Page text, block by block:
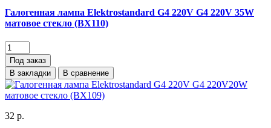
Галогенная лампа Elektrostandard G4 220V G4 220V 35W
матовое стекло (BХ110)
Под заказ
В закладки
В сравнение
32 р.